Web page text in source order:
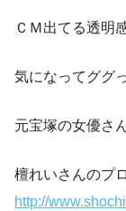
ＣＭ出てる透明
気になってググ
元宝塚の女優さ
檀れいさんのプ
http://